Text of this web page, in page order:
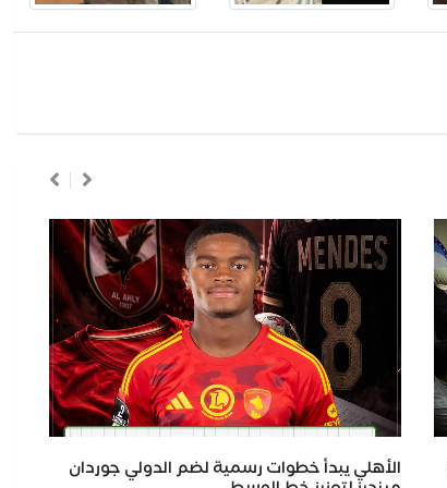
​الأهلي يبدأ خطوات رسمية لضم الدولي جوردان